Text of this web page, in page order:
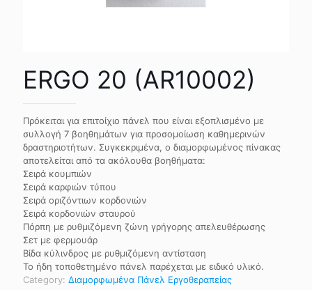
ERGO 20 (AR10002)
Πρόκειται για επιτοίχιο πάνελ που είναι εξοπλισμένο με
συλλογή 7 βοηθημάτων για προσομοίωση καθημερινών
δραστηριοτήτων. Συγκεκριμένα, ο διαμορφωμένος πίνακας
αποτελείται από τα ακόλουθα βοηθήματα:
Σειρά κουμπιών
Σειρά καρφιών τύπου
Σειρά οριζόντιων κορδονιών
Σειρά κορδονιών σταυρού
Πόρπη με ρυθμιζόμενη ζώνη γρήγορης απελευθέρωσης
Σετ με φερμουάρ
Βίδα κύλινδρος με ρυθμιζόμενη αντίσταση
Το ήδη τοποθετημένο πάνελ παρέχεται με ειδικό υλικό.
Category: Διαμορφωμένα Πάνελ Εργοθεραπείας